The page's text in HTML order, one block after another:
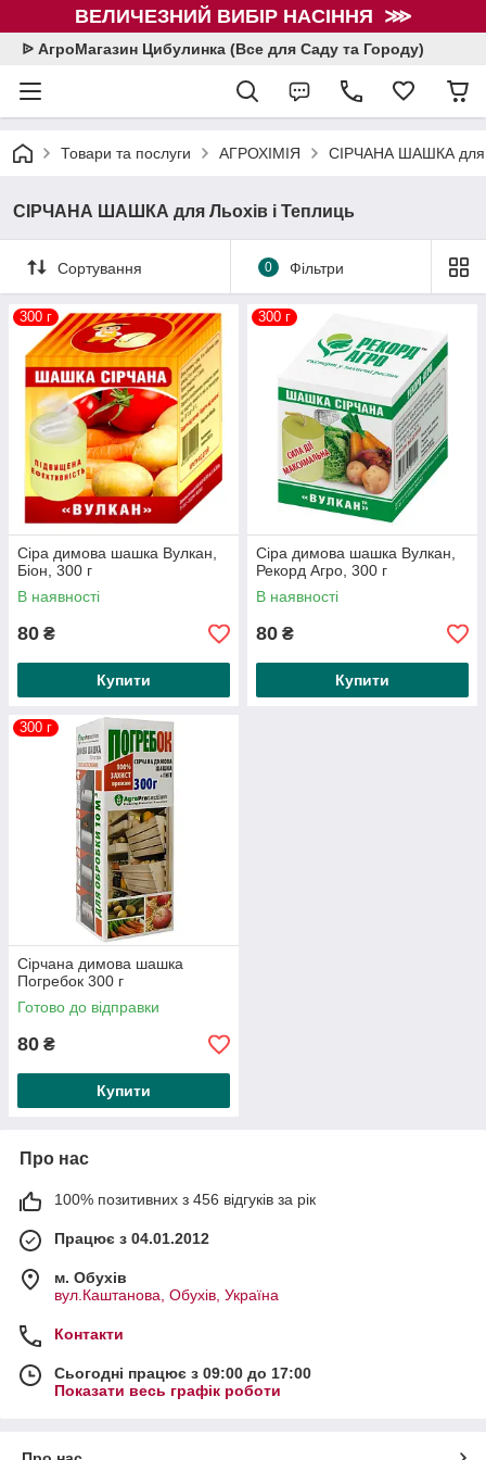
ВЕЛИЧЕЗНИЙ ВИБІР НАСІННЯ ⋙
ᐉ АгроМагазин Цибулинка (Все для Саду та Городу)
Товари та послуги АГРОХІМІЯ СІРЧАНА ШАШКА для
СІРЧАНА ШАШКА для Льохів і Теплиць
Сортування 0 Фільтри
300 г
Сіра димова шашка Вулкан,
Біон, 300 г
В наявності
80 ₴
Купити
300 г
Сіра димова шашка Вулкан,
Рекорд Агро, 300 г
В наявності
80 ₴
Купити
300 г
Сірчана димова шашка
Погребок 300 г
Готово до відправки
80 ₴
Купити
Про нас
100% позитивних з 456 відгуків за рік
Працює з 04.01.2012
м. Обухів
вул.Каштанова, Обухів, Україна
Контакти
Сьогодні працює з 09:00 до 17:00
Показати весь графік роботи